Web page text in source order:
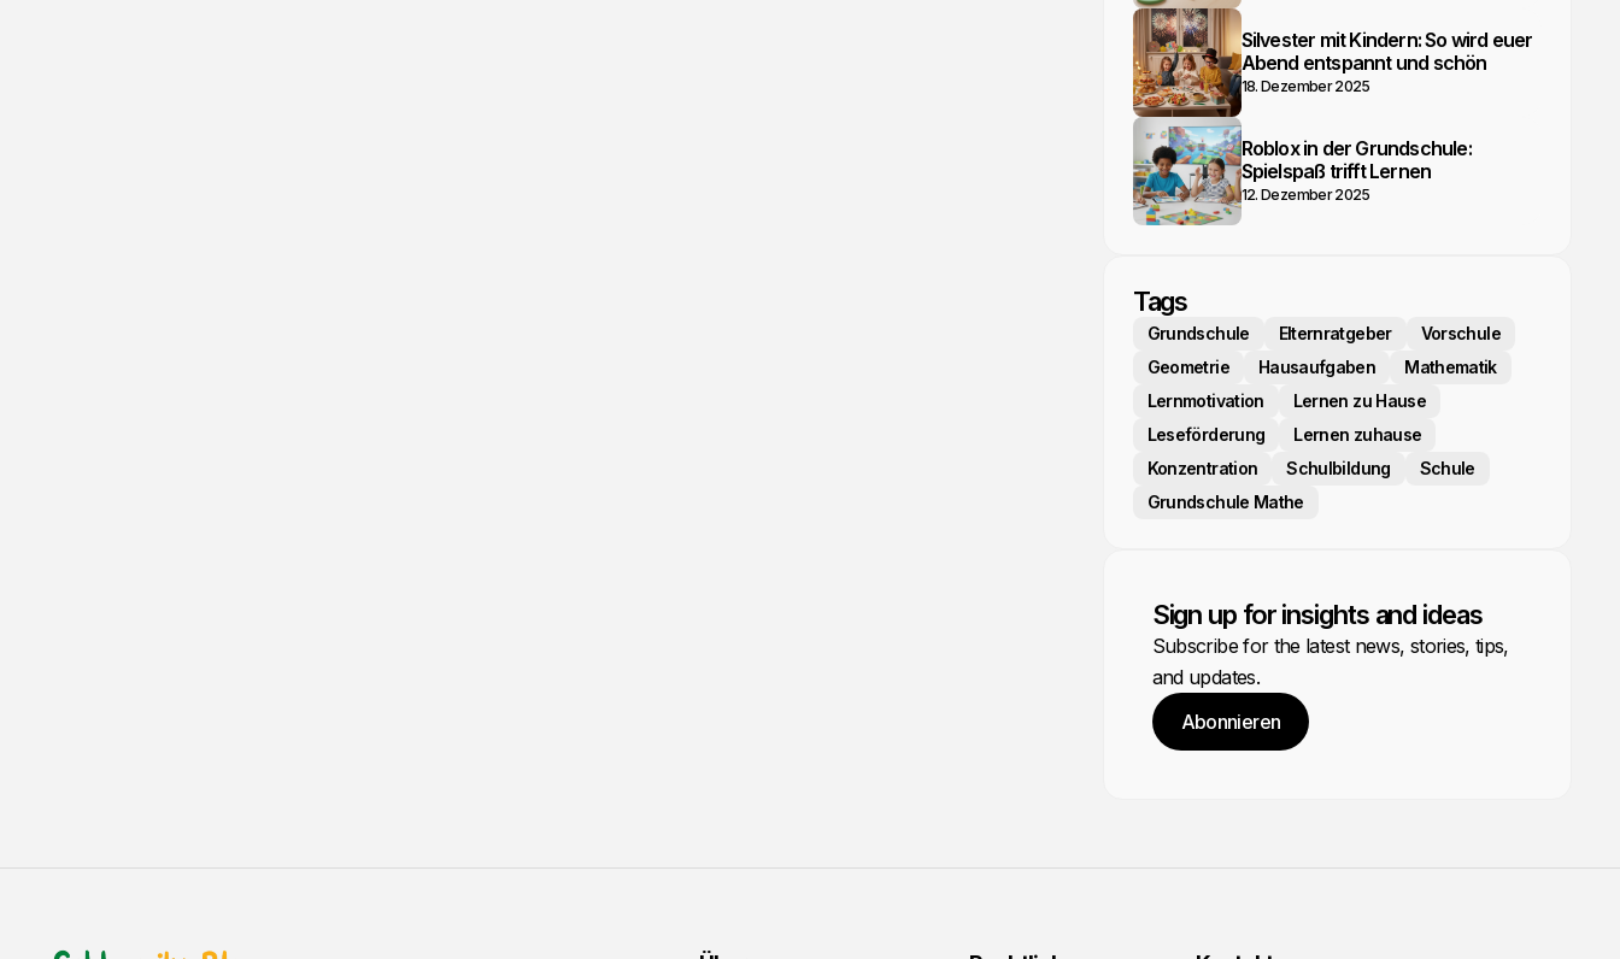
Silvester mit Kindern: So wird euer
Abend entspannt und schön
18. Dezember 2025
Roblox in der Grundschule:
Spielspaß trifft Lernen
12. Dezember 2025
Tags
Grundschule Elternratgeber
Vorschule
Geometrie
Hausaufgaben
Mathematik
Lernmotivation
Lernen zu Hause
Leseförderung
Lernen zuhause
Konzentration
Schulbildung
Schule
Grundschule Mathe
Sign up for insights and ideas
Subscribe for the latest news, stories, tips,
and updates.
Abonnieren